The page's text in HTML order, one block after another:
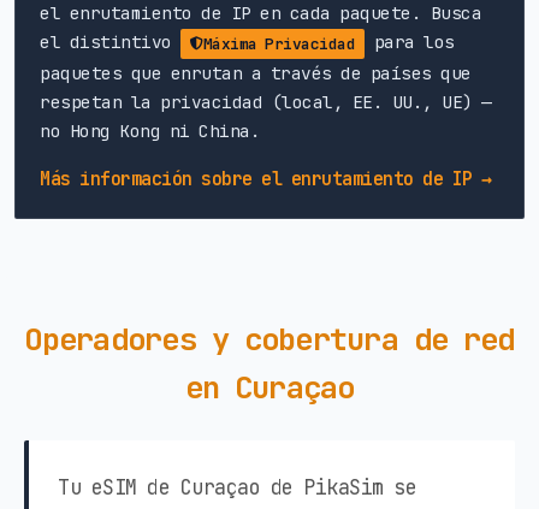
el enrutamiento de IP en cada paquete. Busca
el distintivo
Máxima Privacidad
para los
paquetes que enrutan a través de países que
respetan la privacidad (local, EE. UU., UE) —
no Hong Kong ni China.
Más información sobre el enrutamiento de IP →
Operadores y cobertura de red
en Curaçao
Tu eSIM de Curaçao de PikaSim se